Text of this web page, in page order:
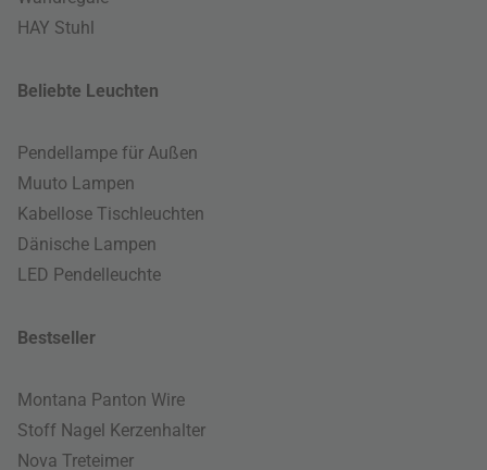
HAY Stuhl
Beliebte Leuchten
Pendellampe für Außen
Muuto Lampen
Kabellose Tischleuchten
Dänische Lampen
LED Pendelleuchte
Bestseller
Montana Panton Wire
Stoff Nagel Kerzenhalter
Nova Treteimer